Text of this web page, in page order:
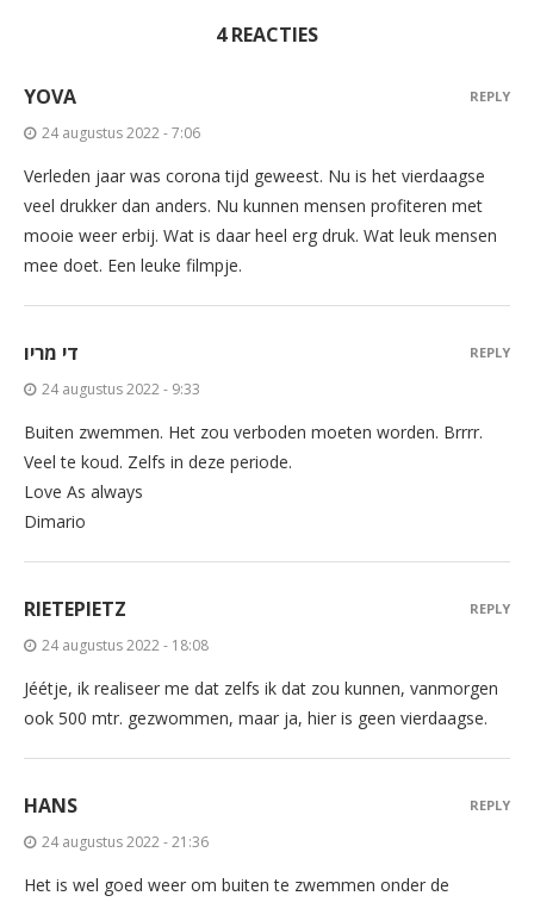
4 REACTIES
YOVA
24 augustus 2022 - 7:06
Verleden jaar was corona tijd geweest. Nu is het vierdaagse
veel drukker dan anders. Nu kunnen mensen profiteren met
mooie weer erbij. Wat is daar heel erg druk. Wat leuk mensen
mee doet. Een leuke filmpje.
REPLY
די מריו
24 augustus 2022 - 9:33
Buiten zwemmen. Het zou verboden moeten worden. Brrrr.
Veel te koud. Zelfs in deze periode.
Love As always
Dimario
REPLY
RIETEPIETZ
24 augustus 2022 - 18:08
Jéétje, ik realiseer me dat zelfs ik dat zou kunnen, vanmorgen
ook 500 mtr. gezwommen, maar ja, hier is geen vierdaagse.
REPLY
HANS
24 augustus 2022 - 21:36
Het is wel goed weer om buiten te zwemmen onder de
REPLY